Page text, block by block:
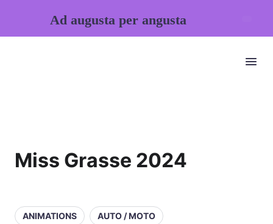
Miss Grasse 2024
ANIMATIONS AUTO / MOTO
Ad augusta per angusta